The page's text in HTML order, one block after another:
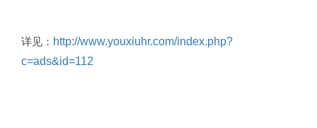
详见： http://www.youxiuhr.com/index.php?
c=ads&id=112